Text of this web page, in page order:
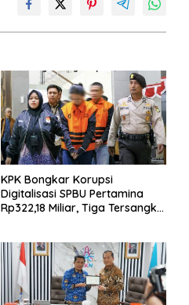
KPK Bongkar Korupsi
Digitalisasi SPBU Pertamina
Rp322,18 Miliar, Tiga Tersangka